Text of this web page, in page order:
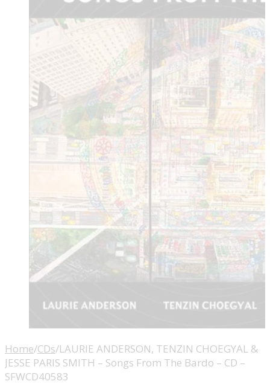
Home/CDs/LAURIE ANDERSON, TENZIN CHOEGYAL &
JESSE PARIS SMITH – Songs From The Bardo – CD –
SFWCD40583